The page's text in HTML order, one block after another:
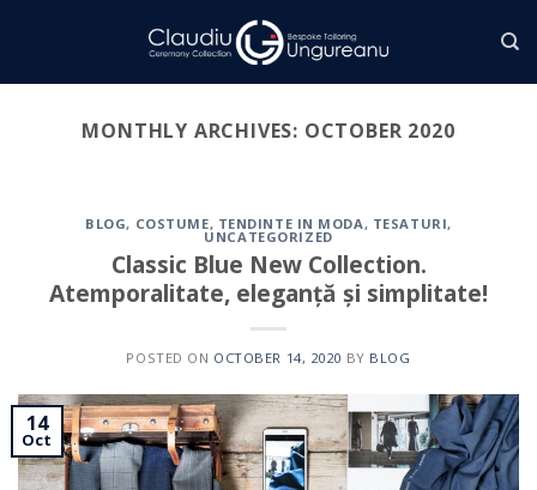
MONTHLY ARCHIVES: OCTOBER 2020
BLOG, COSTUME, TENDINTE IN MODA, TESATURI,
UNCATEGORIZED
Classic Blue New Collection.
Atemporalitate, eleganță și simplitate!
POSTED ON OCTOBER 14, 2020 BY BLOG
14
Oct